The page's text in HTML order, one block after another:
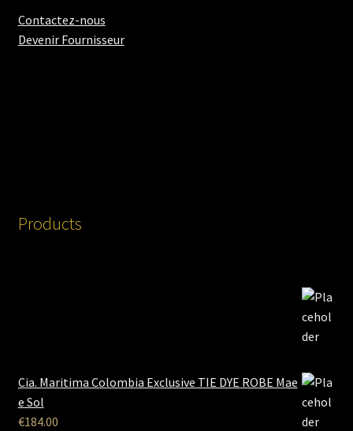
Contactez-nous
Devenir Fournisseur
Products
Cia. Maritima Colombia Exclusive TIE DYE ROBE Mae
e Sol
€184.00